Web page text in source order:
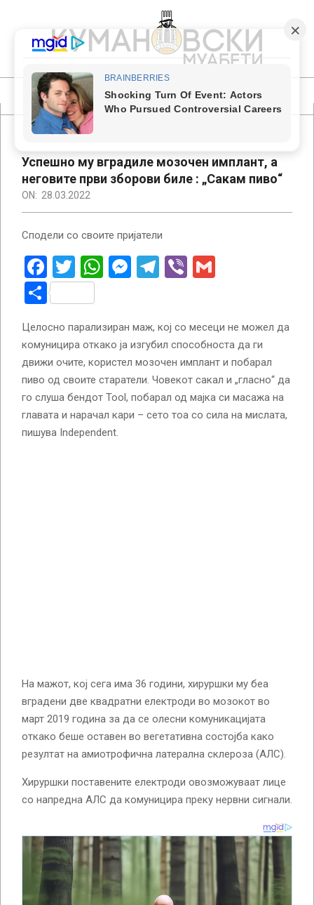
content
КУМАНОВСКИ
МУАБЕТИ
Primary
Navigation
Успешно му вградиле мозочен имплант, а
неговите први зборови биле : „Сакам пиво“
ON: 28.03.2022
Сподели со своите пријатели
Facebook
Twitter
WhatsApp
Messenger
Telegram
Viber
Share
Целосно парализиран маж, кој со месеци не можел да
комуницира откако ја изгубил способноста да ги
движи очите, користел мозочен имплант и побарал
пиво од своите старатели. Човекот сакал и „гласно“ да
го слуша бендот Tool, побарал од мајка си масажа на
главата и нарачал кари – сето тоа со сила на мислата,
пишува Independent.
На мажот, кој сега има 36 години, хируршки му беа
вградени две квадратни електроди во мозокот во
март 2019 година за да се олесни комуникацијата
откако беше оставен во вегетативна состојба како
резултат на амиотрофична латерална склероза (АЛС).
Хируршки поставените електроди овозможуваат лице
со напредна АЛС да комуницира преку нервни сигнали.